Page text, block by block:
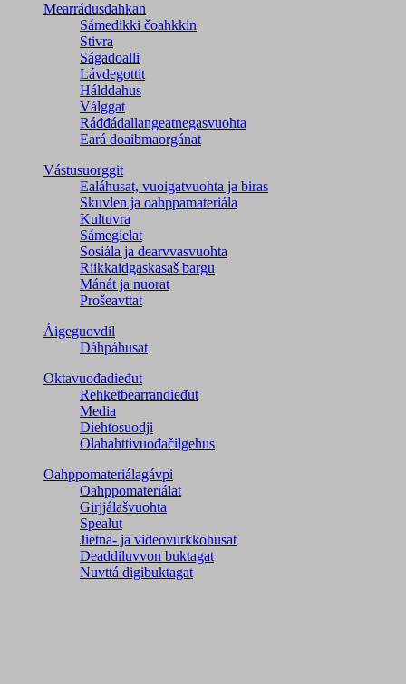
Mearrádusdahkan
Sámedikki čoahkkin
Stivra
Ságadoalli
Lávdegottit
Hálddahus
Válggat
Ráđđádallangeatnegas­vuohta
Eará doaibmaorgánat
Vástusuorggit
Ealáhusat, vuoigatvuohta ja biras
Skuvlen ja oahppamateriála
Kultuvra
Sámegielat
Sosiála ja dearvvasvuohta
Riikkaidgaskasaš bargu
Mánát ja nuorat
Prošeavttat
Áigeguovdil
Dáhpáhusat
Oktavuođadieđut
Rehketbearrandieđut
Media
Diehtosuodji
Olahahttivuođačilgehus
Oahppomateriálagávpi
Oahppomateriálat
Girjjálašvuohta
Spealut
Jietna- ja videovurkkohusat
Deaddiluvvon buktagat
Nuvttá digibuktagat